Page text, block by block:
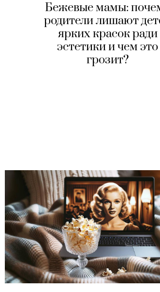
Бежевые мамы:
родители лишают
ярких красок ради
эстетики и чем это
грозит?